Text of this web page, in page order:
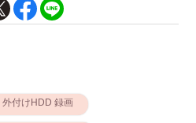
外付けHDD 録画